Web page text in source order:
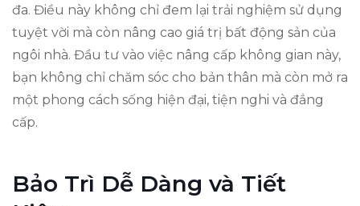
đa. Điều này không chỉ đem lại trải nghiệm sử dụng
tuyệt vời mà còn nâng cao giá trị bất động sản của
ngôi nhà. Đầu tư vào việc nâng cấp không gian này,
bạn không chỉ chăm sóc cho bản thân mà còn mở ra
một phong cách sống hiện đại, tiện nghi và đẳng
cấp.
Bảo Trì Dễ Dàng và Tiết